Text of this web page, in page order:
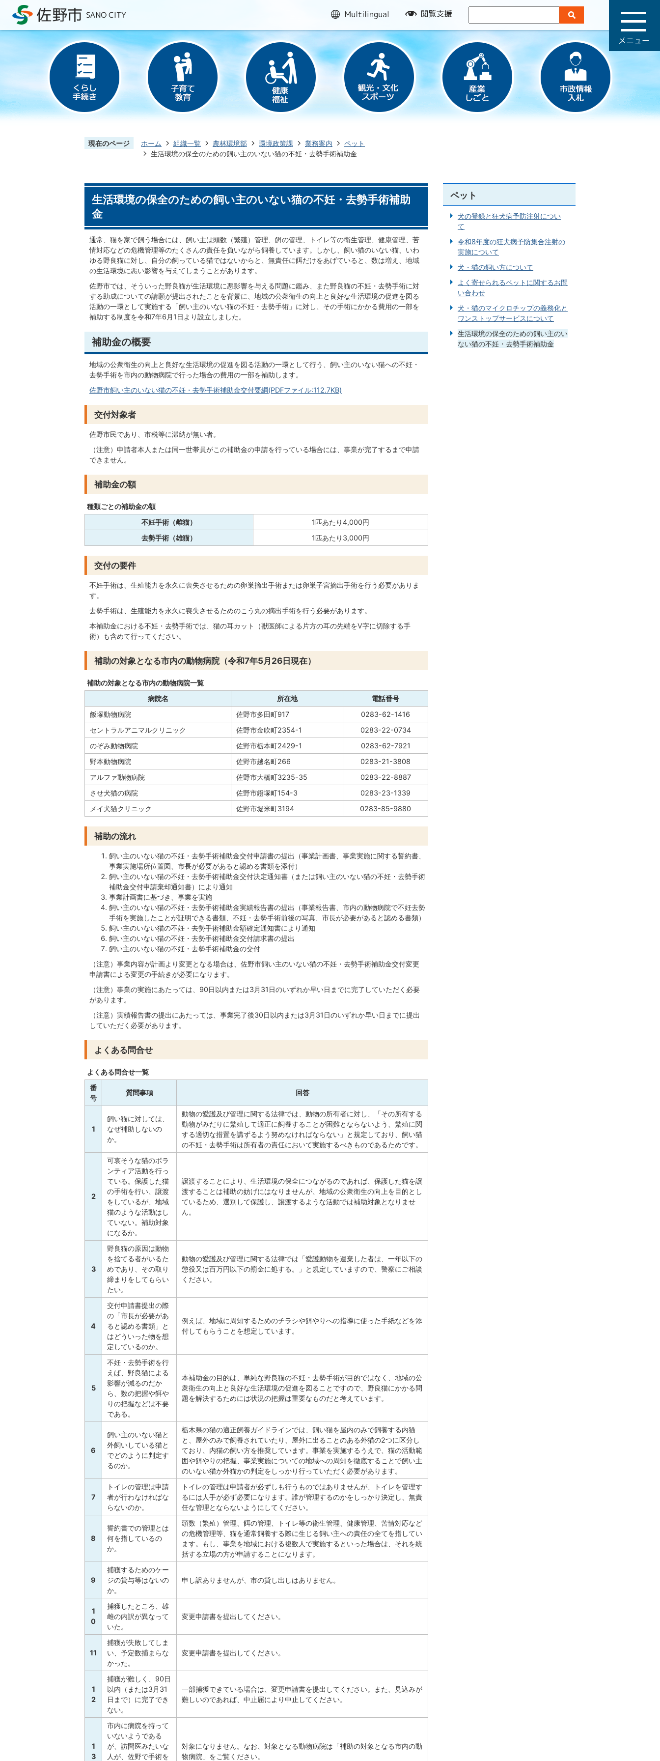
multilingual
閲
援
現在のページ ホーム 組織一覧 農林環境部 環境政策課 業務案内
ペット
生活環境の保全のための飼い主のいない猫の不妊・去勢手術補助金
生活環境の保全のための飼い主のいない猫の不妊・去勢手術補助
金
通常、猫を家で飼う場合には、飼い主は頭数（繁殖）管理、餌の管理、トイレ等の衛生管理、健康管理、苦
情対応などの危機管理等のたくさんの責任を負いながら飼養しています。しかし、飼い猫のいない猫、いわ
ゆる野良猫に対し、自分の飼っている猫ではないからと、無責任に餌だけをあげていると、数は増え、地域
の生活環境に悪い影響を与えてしまうことがあります。
佐野市では、そういった野良猫が生活環境に悪影響を与える問題に鑑み、また野良猫の不妊・去勢手術に対
する助成についての請願が提出されたことを背景に、地域の公衆衛生の向上と良好な生活環境の促進を図る
活動の一環として実施する「飼い主のいない猫の不妊・去勢手術」に対し、その手術にかかる費用の一部を
補助する制度を令和7年6月1日より設立しました。
補助金の概要
地域の公衆衛生の向上と良好な生活環境の促進を図る活動の一環として行う、飼い主のいない猫への不妊・
去勢手術を市内の動物病院で行った場合の費用の一部を補助します。
佐野市飼い主のいない猫の不妊・去勢手術補助金交付要綱(PDFファイル:112.7KB)
交付対象者
佐野市民であり、市税等に滞納が無い者。
（注意）申請者本人または同一世帯員がこの補助金の申請を行っている場合には、事業が完了するまで申請
できません。
補助金の額
種類ごとの補助金の額
不妊手術（雌猫）
1匹あたり4,000円
去勢手術（雄猫）
1匹あたり3,000円
交付の要件
不妊手術は、生殖能力を永久に喪失させるための卵巣摘出手術または卵巣子宮摘出手術を行う必要がありま
す。
去勢手術は、生殖能力を永久に喪失させるためのこう丸の摘出手術を行う必要があります。
本補助金における不妊・去勢手術では、猫の耳カット（獣医師による片方の耳の先端をV字に切除する手
術）も含めて行ってください。
補助の対象となる市内の動物病院（令和7年5月26日現在）
補助の対象となる市内の動物病院一覧
病院名
所在地
電話番号
飯塚動物病院
佐野市多田町917
0283-62-1416
セントラルアニマルクリニック
佐野市金吹町2354-1
0283-22-0734
のぞみ動物病院
佐野市栃本町2429-1
0283-62-7921
野本動物病院
佐野市越名町266
0283-21-3808
アルファ動物病院
佐野市大橋町3235-35
0283-22-8887
させ犬猫の病院
佐野市鐙塚町154-3
0283-23-1339
メイ犬猫クリニック
佐野市堀米町3194 0283-85-9880
補助の流れ
飼い主のいない猫の不妊・去勢手術補助金交付申請書の提出（事業計画書、事業実施に関する誓約書、
事業実施場所位置図、市長が必要があると認める書類を添付）
飼い主のいない猫の不妊・去勢手術補助金交付決定通知書（または飼い主のいない猫の不妊・去勢手術
補助金交付申請棄却通知書）により通知
事業計画書に基づき、事業を実施
飼い主のいない猫の不妊・去勢手術補助金実績報告書の提出（事業報告書、市内の動物病院で不妊去勢
手術を実施したことが証明できる書類、不妊・去勢手術前後の写真、市長が必要があると認める書類）
飼い主のいない猫の不妊・去勢手術補助金額確定通知書により通知
飼い主のいない猫の不妊・去勢手術補助金交付請求書の提出
飼い主のいない猫の不妊・去勢手術補助金の交付
（注意）事業内容が計画より変更となる場合は、佐野市飼い主のいない猫の不妊・去勢手術補助金交付変更
申請書による変更の手続きが必要になります。
（注意）事業の実施にあたっては、90日以内または3月31日のいずれか早い日までに完了していただく必要
があります。
（注意）実績報告書の提出にあたっては、事業完了後30日以内または3月31日のいずれか早い日までに提出
していただく必要があります。
よくある問合せ
よくある問合せ一覧
番
号
質問事項 回答
1
飼い猫に対しては、
なぜ補助しないの
か。
動物の愛護及び管理に関する法律では、動物の所有者に対し、「その所有する
動物がみだりに繁殖して適正に飼養することが困難とならないよう、繁殖に関
する適切な措置を講ずるよう努めなければならない」と規定しており、飼い猫
の不妊・去勢手術は所有者の責任において実施するべきものであるためです。
2
可哀そうな猫のボラ
ンティア活動を行っ
ている。保護した猫
の手術を行い、譲渡
をしているが、地域
猫のような活動はし
ていない。補助対象
になるか。
譲渡することにより、生活環境の保全につながるのであれば、保護した猫を譲
渡することは補助の妨げにはなりませんが、地域の公衆衛生の向上を目的とし
ているため、選別して保護し、譲渡するような活動では補助対象となりませ
ん。
3
野良猫の原因は動物
を捨てる者がいるた
めであり、その取り
締まりをしてもらい
たい。
動物の愛護及び管理に関する法律では「愛護動物を遺棄した者は、一年以下の
懲役又は百万円以下の罰金に処する。」と規定していますので、警察にご相談
ください。
4
交付申請書提出の際
の「市長が必要があ
ると認める書類」と
はどういった物を想
定しているのか。
例えば、地域に周知するためのチラシや餌やりへの指導に使った手紙などを添
付してもらうことを想定しています。
5
不妊・去勢手術を行
えば、野良猫による
影響が減るのだか
ら、数の把握や餌や
りの把握などは不要
である。
本補助金の目的は、単純な野良猫の不妊・去勢手術が目的ではなく、地域の公
衆衛生の向上と良好な生活環境の促進を図ることですので、野良猫にかかる問
題を解決するためには状況の把握は重要なものだと考えています。
6
飼い主のいない猫と
外飼いしている猫と
でどのように判定す
るのか。
栃木県の猫の適正飼養ガイドラインでは、飼い猫を屋内のみで飼養する内猫
と、屋外のみで飼養されていたり、屋外に出ることのある外猫の2つに区分し
ており、内猫の飼い方を推奨しています。事業を実施するうえで、猫の活動範
囲や餌やりの把握、事業実施についての地域への周知を徹底することで飼い主
のいない猫か外猫かの判定をしっかり行っていただく必要があります。
7
トイレの管理は申請
者が行わなければな
らないのか。
トイレの管理は申請者が必ずしも行うものではありませんが、トイレを管理す
るには人手が必ず必要になります。誰が管理するのかをしっかり決定し、無責
任な管理とならないようにしてください。
8
誓約書での管理とは
何を指しているの
か。
頭数（繁殖）管理、餌の管理、トイレ等の衛生管理、健康管理、苦情対応など
の危機管理等、猫を通常飼養する際に生じる飼い主への責任の全てを指してい
ます。もし、事業を地域における複数人で実施するといった場合は、それを統
括する立場の方が申請することになります。
9
捕獲するためのケー
ジの貸与等はないの
か。
申し訳ありませんが、市の貸し出しはありません。
1
0
捕獲したところ、雄
雌の内訳が異なって
いた。
変更申請書を提出してください。
11
捕獲が失敗してしま
い、予定数捕まらな
かった。
変更申請書を提出してください。
1
2
捕獲が難しく、90日
以内（または3月31
日まで）に完了でき
ない。
一部捕獲できている場合は、変更申請書を提出してください。また、見込みが
難しいのであれば、中止届により中止してください。
1
3
市内に病院を持って
いないようである
が、訪問医みたいな
人が、佐野で手術を
対象になりません。なお、対象となる動物病院は「補助の対象となる市内の動
物病院」をご覧ください。
ペット
犬の登録と狂犬病予防注射につい
て
令和8年度の狂犬病予防集合注射の
実施について
犬・猫の飼い方について
よく寄せられるペットに関するお問
い合わせ
犬・猫のマイクロチップの義務化と
ワンストップサービスについて
生活環境の保全のための飼い主のい
ない猫の不妊・去勢手術補助金